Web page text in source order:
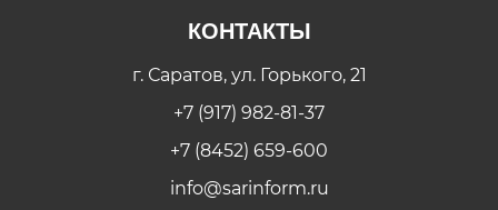
КОНТАКТЫ
г. Саратов, ул. Горького, 21
+7 (917) 982-81-37
+7 (8452) 659-600
info@sarinform.ru